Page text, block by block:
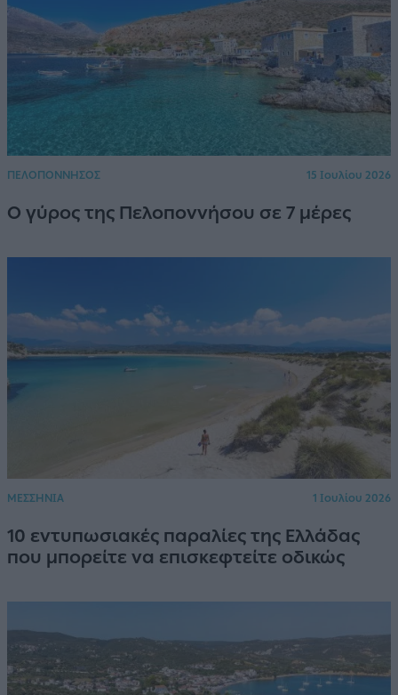
ΠΕΛΟΠΟΝΝΗΣΟΣ 15 Ιουλίου 2026
Ο γύρος της Πελοποννήσου σε 7 μέρες
ΜΕΣΣΗΝΙΑ 1 Ιουλίου 2026
10 εντυπωσιακές παραλίες της Ελλάδας
που μπορείτε να επισκεφτείτε οδικώς